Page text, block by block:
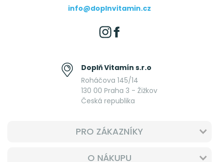
info@doplnvitamin.cz
Doplň Vitamín s.r.o
Roháčova 145/14
130 00 Praha 3 - Žižkov
Česká republika
PRO ZÁKAZNÍKY
O NÁKUPU